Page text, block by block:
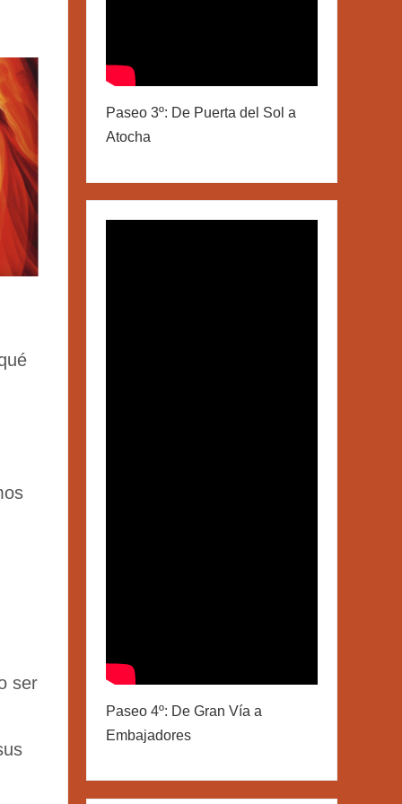
ser
Paseo 3º: De Puerta del Sol a
Atocha
Paseo 4º: De Gran Vía a
Embajadores